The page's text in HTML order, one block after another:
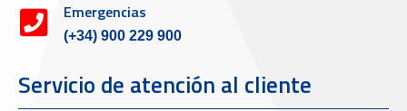
Emergencias
(+34) 900 229 900
Servicio de atención al cliente